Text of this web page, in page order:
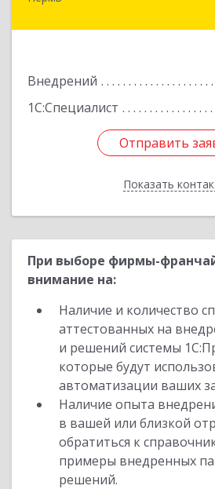
Внедрений
1С:Специалист
Отправить
Показать
Отправить
Назад
При выборе фирмы-
внимание на:
Наличие и количество
аттестованных на
и решений системы
которые будут
автоматизации ваших
Наличие опыта
в вашей или близкой
обратиться к
примеры внедренных
решений.